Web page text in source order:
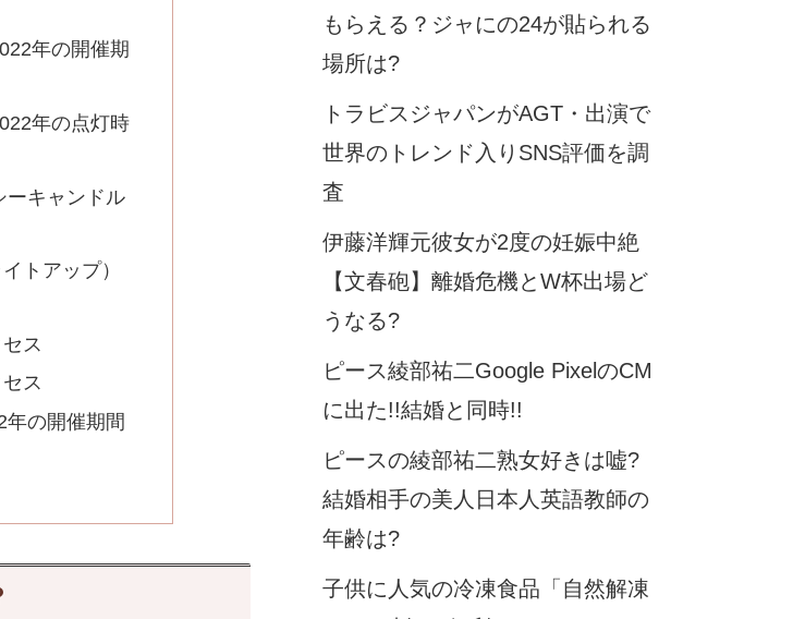
年の開催期
年の点灯時
ーキャンドル
トアップ）
ス
ス
の開催期間
もらえる？ジャにの24が貼られる
場所は?
トラビスジャパンがAGT・出演で
世界のトレンド入りSNS評価を調
査
伊藤洋輝元彼女が2度の妊娠中絶
【文春砲】離婚危機とW杯出場ど
うなる?
ピース綾部祐二Google PixelのCM
に出た!!結婚と同時!!
ピースの綾部祐二熟女好きは嘘?
結婚相手の美人日本人英語教師の
年齢は?
子供に人気の冷凍食品「自然解凍